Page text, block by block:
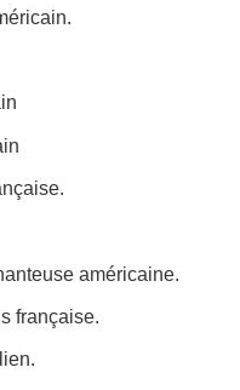
américaine.
française.